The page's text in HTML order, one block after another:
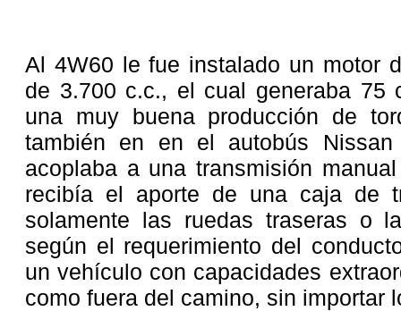
Al 4W60 le fue instalado un motor
de 3.700 c.c., el cual generaba 75
una muy buena producción de
también en en el autobús
acoplaba a una transmisión
recibía el aporte de una caja de
solamente las ruedas traseras o
según el requerimiento del
un vehículo con capacidades
como fuera del camino, sin importar